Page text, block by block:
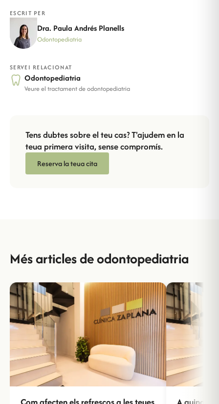
ESCRIT PER
Dra. Paula Andrés Planells
Odontopediatria
SERVEI RELACIONAT
Odontopediatria
Veure el tractament de odontopediatria
Tens dubtes sobre el teu cas? T'ajudem en la
teua primera visita, sense compromís.
Reserva la teua cita
Més articles de odontopediatria